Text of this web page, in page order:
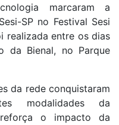
marcaram a
SP no Festival Sesi
realizada entre os dias
da Bienal, no Parque
da rede conquistaram
modalidades da
o impacto da